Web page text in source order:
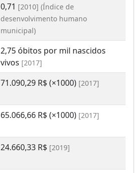
0,71 [2010] (Índice de
desenvolvimento humano
municipal)
2,75 óbitos por mil nascidos
vivos [2017]
71.090,29 R$ (×1000) [2017]
65.066,66 R$ (×1000) [2017]
24.660,33 R$ [2019]